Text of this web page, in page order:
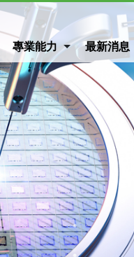
專業能力 最新消息